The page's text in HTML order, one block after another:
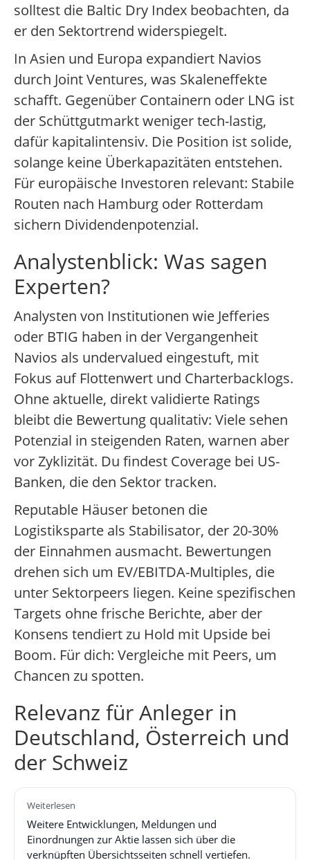
solltest die Baltic Dry Index beobachten, da
er den Sektortrend widerspiegelt.
In Asien und Europa expandiert Navios
durch Joint Ventures, was Skaleneffekte
schafft. Gegenüber Containern oder LNG ist
der Schüttgutmarkt weniger tech-lastig,
dafür kapitalintensiv. Die Position ist solide,
solange keine Überkapazitäten entstehen.
Für europäische Investoren relevant: Stabile
Routen nach Hamburg oder Rotterdam
sichern Dividendenpotenzial.
Analystenblick: Was sagen
Experten?
Analysten von Institutionen wie Jefferies
oder BTIG haben in der Vergangenheit
Navios als undervalued eingestuft, mit
Fokus auf Flottenwert und Charterbacklogs.
Ohne aktuelle, direkt validierte Ratings
bleibt die Bewertung qualitativ: Viele sehen
Potenzial in steigenden Raten, warnen aber
vor Zyklizität. Du findest Coverage bei US-
Banken, die den Sektor tracken.
Reputable Häuser betonen die
Logistiksparte als Stabilisator, der 20-30%
der Einnahmen ausmacht. Bewertungen
drehen sich um EV/EBITDA-Multiples, die
unter Sektorpeers liegen. Keine spezifischen
Targets ohne frische Berichte, aber der
Konsens tendiert zu Hold mit Upside bei
Boom. Für dich: Vergleiche mit Peers, um
Chancen zu spotten.
Relevanz für Anleger in
Deutschland, Österreich und
der Schweiz
Weiterlesen
Weitere Entwicklungen, Meldungen und
Einordnungen zur Aktie lassen sich über die
verknüpften Übersichtsseiten schnell vertiefen.